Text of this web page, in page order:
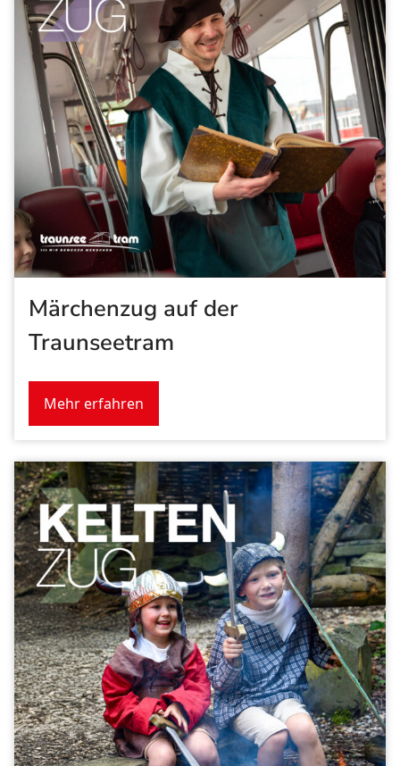
Märchenzug auf der
Traunseetram
Mehr erfahren